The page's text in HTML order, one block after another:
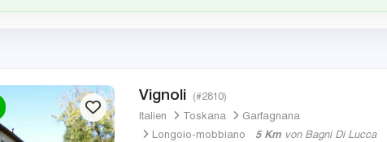
Vignoli (#2810)
Italien Toskana
Garfagnana
Longoio-mobbiano
5 Km von Bagni Di Lucca